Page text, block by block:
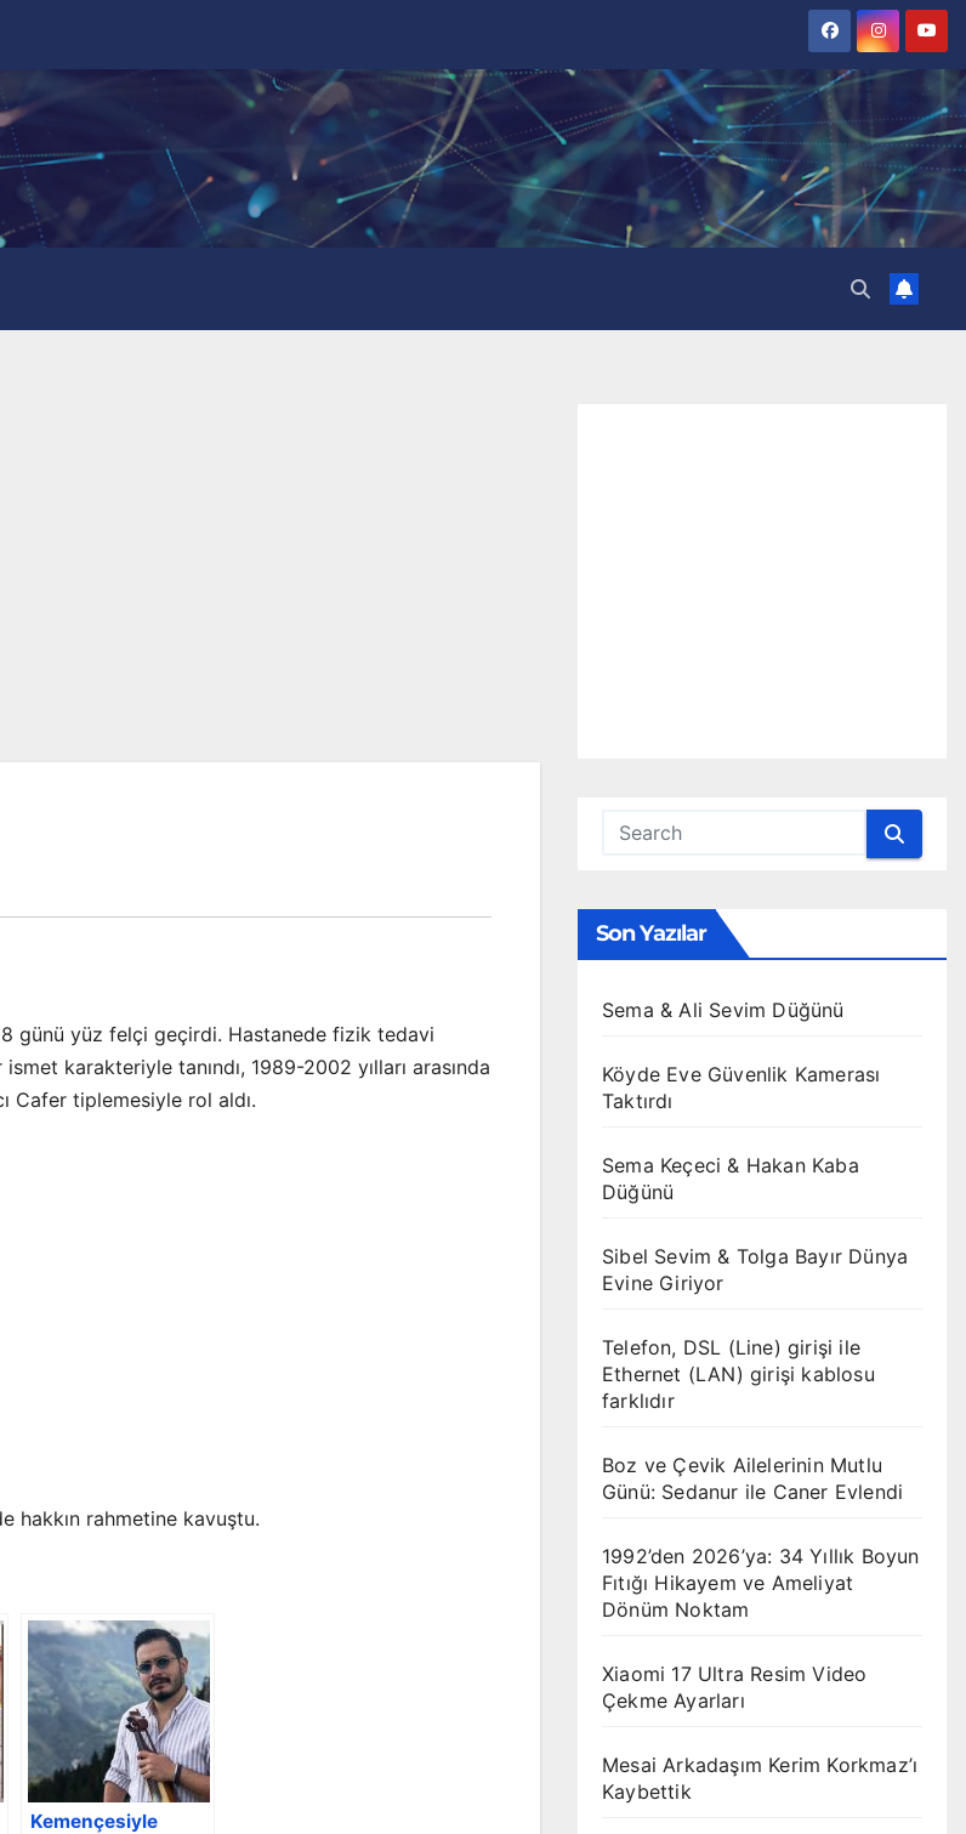
günü yüz felçi geçirdi. Hastanede fizik tedavi
karakteriyle tanındı, 1989-2002 yılları arasında
Cafer tiplemesiyle rol aldı.
hakkın rahmetine kavuştu.
Kemençesiyle
Son Yazılar
Sema & Ali Sevim Düğünü
Köyde Eve Güvenlik Kamerası
Taktırdı
Sema Keçeci & Hakan Kaba
Düğünü
Sibel Sevim & Tolga Bayır Dünya
Evine Giriyor
Telefon, DSL (Line) girişi ile
Ethernet (LAN) girişi kablosu
farklıdır
Boz ve Çevik Ailelerinin Mutlu
Günü: Sedanur ile Caner Evlendi
1992’den 2026’ya: 34 Yıllık Boyun
Fıtığı Hikayem ve Ameliyat
Dönüm Noktam
Xiaomi 17 Ultra Resim Video
Çekme Ayarları
Mesai Arkadaşım Kerim Korkmaz’ı
Kaybettik